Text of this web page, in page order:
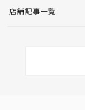
店舗記事一覧